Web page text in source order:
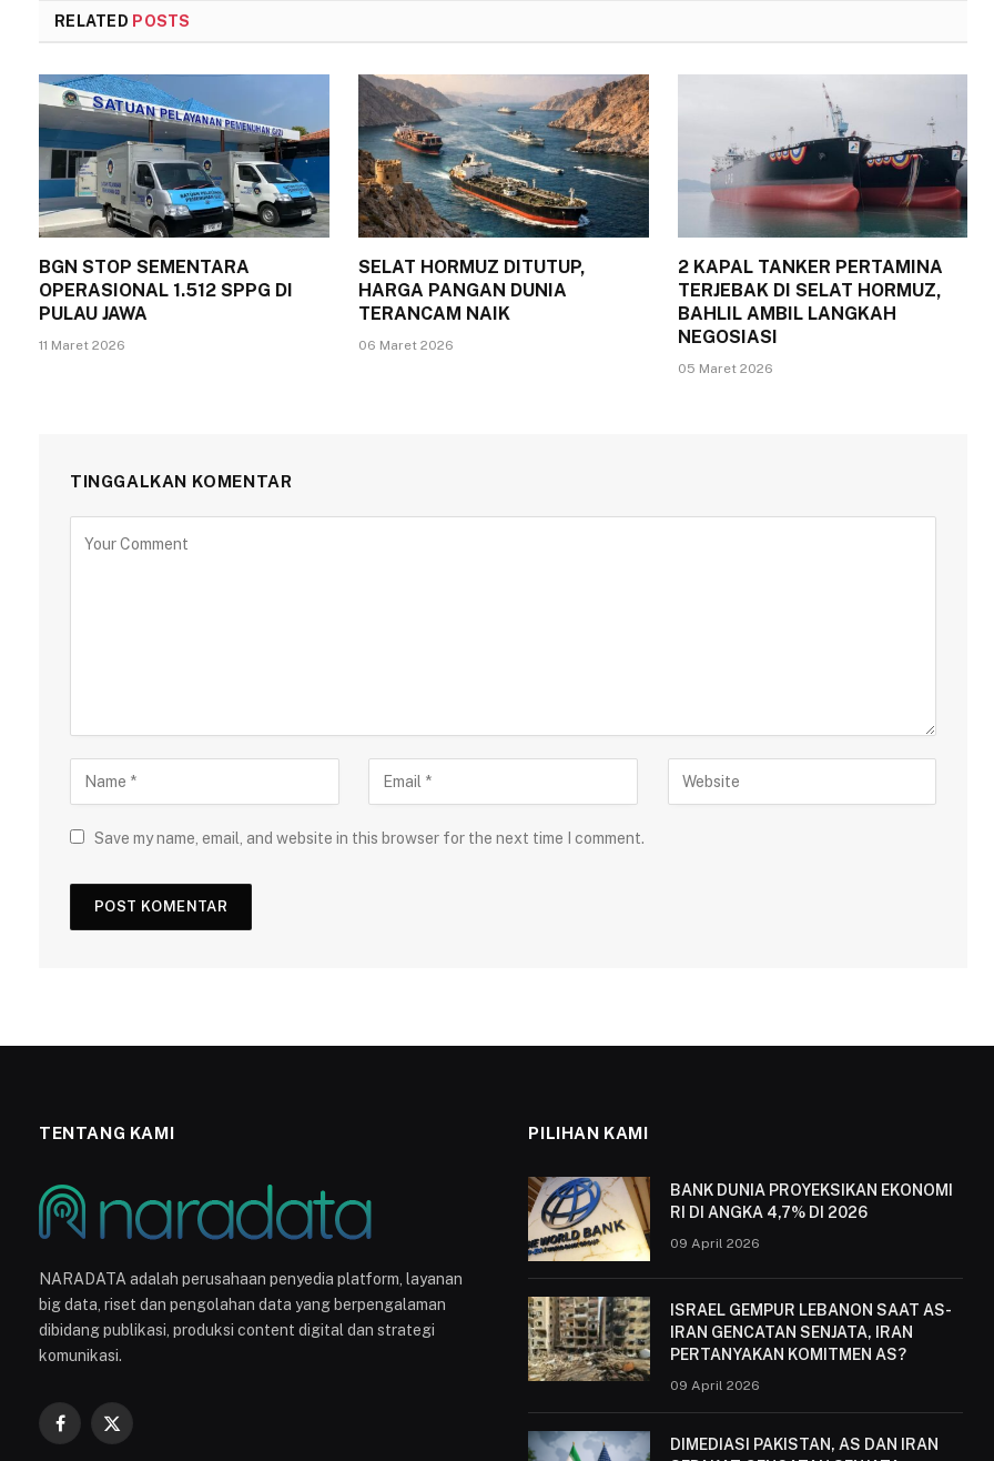
RELATED POSTS
BGN STOP SEMENTARA
OPERASIONAL 1.512 SPPG DI
PULAU JAWA
11 Maret 2026
SELAT HORMUZ DITUTUP,
HARGA PANGAN DUNIA
TERANCAM NAIK
06 Maret 2026
2 KAPAL TANKER PERTAMINA
TERJEBAK DI SELAT HORMUZ,
BAHLIL AMBIL LANGKAH
NEGOSIASI
05 Maret 2026
TINGGALKAN KOMENTAR
Save my name, email, and website in this browser for the next time I comment.
TENTANG KAMI
NARADATA adalah perusahaan penyedia platform, layanan
big data, riset dan pengolahan data yang berpengalaman
dibidang publikasi, produksi content digital dan strategi
komunikasi.
Facebook
X
PILIHAN KAMI
BANK DUNIA PROYEKSIKAN EKONOMI
RI DI ANGKA 4,7% DI 2026
09 April 2026
ISRAEL GEMPUR LEBANON SAAT AS-
IRAN GENCATAN SENJATA, IRAN
PERTANYAKAN KOMITMEN AS?
09 April 2026
DIMEDIASI PAKISTAN, AS DAN IRAN